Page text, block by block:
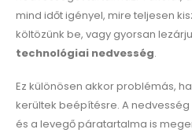
mind időt igényel, mire teljesen
költözünk be, vagy gyorsan
technológiai nedvesség.
Ez különösen akkor problémás,
kerültek beépítésre. A
és a levegő páratartalma is